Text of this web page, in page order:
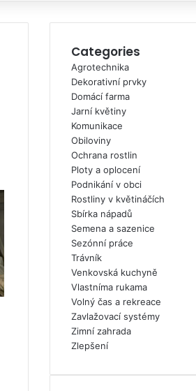
Categories
Agrotechnika
Dekorativní prvky
Domácí farma
Jarní květiny
Komunikace
Obiloviny
Ochrana rostlin
Ploty a oplocení
Podnikání v obci
Rostliny v květináčích
Sbírka nápadů
Semena a sazenice
Sezónní práce
Trávník
Venkovská kuchyně
Vlastníma rukama
Volný čas a rekreace
Zavlažovací systémy
Zimní zahrada
Zlepšení